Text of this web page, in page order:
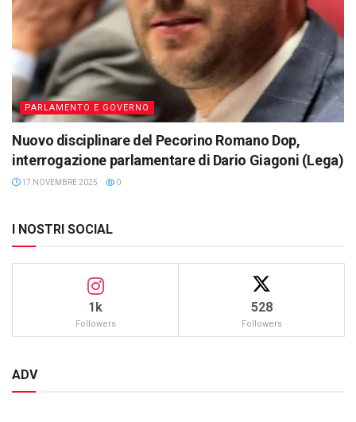
PARLAMENTO E GOVERNO
Nuovo disciplinare del Pecorino Romano Dop,
interrogazione parlamentare di Dario Giagoni (Lega)
17 NOVEMBRE 2025 0
I NOSTRI SOCIAL
1k
Followers
528
Followers
ADV